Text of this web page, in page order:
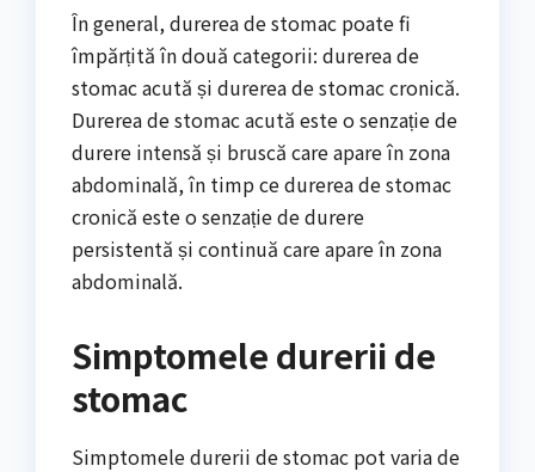
În general, durerea de stomac poate fi
împărțită în două categorii: durerea de
stomac acută și durerea de stomac cronică.
Durerea de stomac acută este o senzație de
durere intensă și bruscă care apare în zona
abdominală, în timp ce durerea de stomac
cronică este o senzație de durere
persistentă și continuă care apare în zona
abdominală.
Simptomele durerii de
stomac
Simptomele durerii de stomac pot varia de